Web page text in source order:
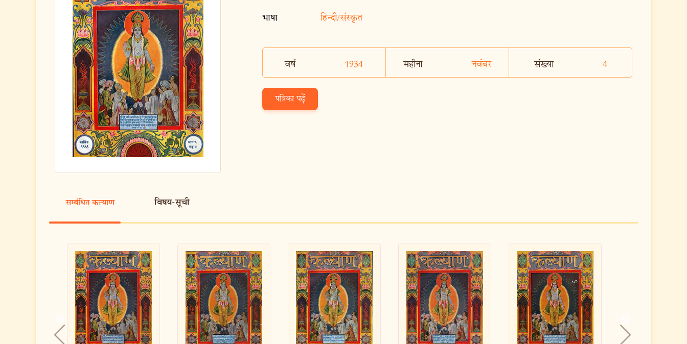
भाषा हिन्दी/संस्कृत
वर्ष 1934 महीना नवंबर संख्या 4
पत्रिका पढ़ें
सम्बंधित कल्याण विषय-सूची